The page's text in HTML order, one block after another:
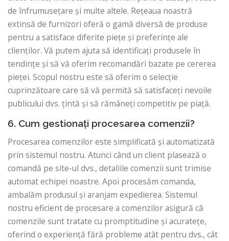
de înfrumusețare și multe altele. Rețeaua noastră
extinsă de furnizori oferă o gamă diversă de produse
pentru a satisface diferite piețe și preferințe ale
clienților. Vă putem ajuta să identificați produsele în
tendințe și să vă oferim recomandări bazate pe cererea
pieței. Scopul nostru este să oferim o selecție
cuprinzătoare care să vă permită să satisfaceți nevoile
publicului dvs. țintă și să rămâneți competitiv pe piață.
6. Cum gestionați procesarea comenzii?
Procesarea comenzilor este simplificată și automatizată
prin sistemul nostru. Atunci când un client plasează o
comandă pe site-ul dvs., detaliile comenzii sunt trimise
automat echipei noastre. Apoi procesăm comanda,
ambalăm produsul și aranjam expedierea. Sistemul
nostru eficient de procesare a comenzilor asigură că
comenzile sunt tratate cu promptitudine și acuratețe,
oferind o experiență fără probleme atât pentru dvs., cât